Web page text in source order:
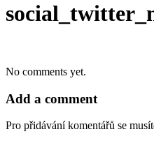
No comments yet.
Add a comment
Pro přidávání komentářů se